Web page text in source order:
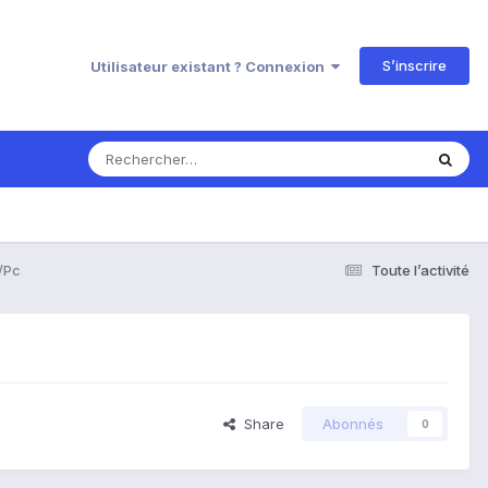
Utilisateur existant ? Connexion S’inscrire
Toute l’activité
Share Abonnés 0